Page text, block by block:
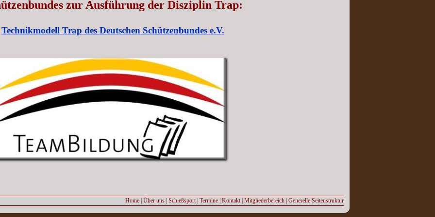
zur Ausführung der Disziplin Trap:
Technikmodell Trap des Deutschen Schützenbundes e.V.
Home Über uns Schießsport| Termine Kontakt| Mitgliederbereich Generelle Seitenstruktur